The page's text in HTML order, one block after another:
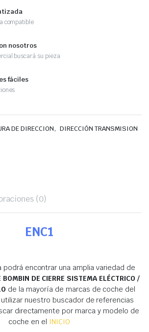
compatible
nosotros
buscará su pieza
fáciles
DE DIRECCION, DIRECCIÓN TRANSMISION
(0)
ENC1
podrá encontrar una amplia variedad de
BOMBIN DE CIERRE SISTEMA ELÉCTRICO /
de la mayoría de marcas de coche del
nuestro buscador de referencias
directamente por marca y modelo de
coche en el INICIO